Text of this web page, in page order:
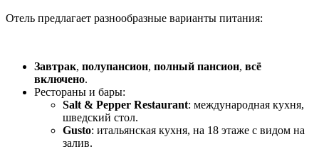
Отель предлагает разнообразные варианты питания:
Завтрак, полупансион, полный пансион, всё
включено.
Рестораны и бары:
Salt & Pepper Restaurant: международная кухня,
шведский стол.
Gusto: итальянская кухня, на 18 этаже с видом на
залив.